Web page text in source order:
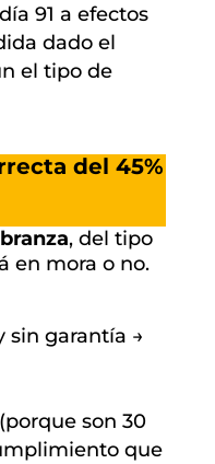
91 a efectos
dado el
el tipo de
del 45%
, del tipo
en mora o no.
sin garantía →
son 30
que